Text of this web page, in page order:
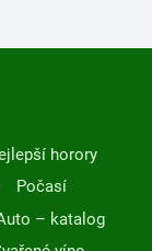
horory
Počasí
– katalog